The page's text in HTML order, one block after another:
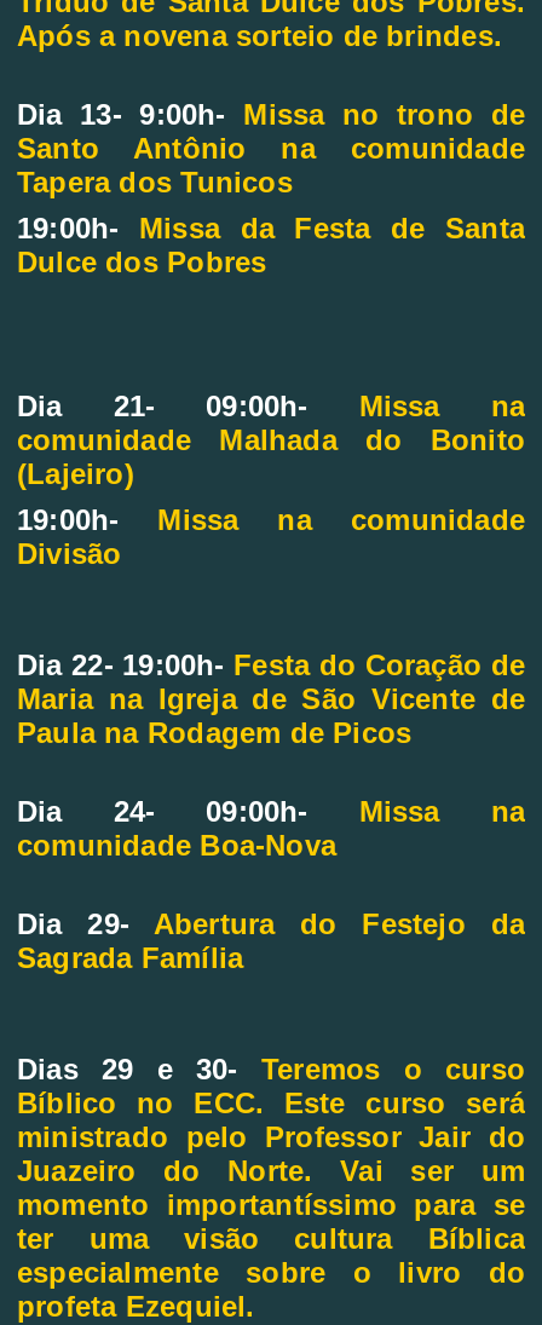
Após a novena sorteio de brindes.
Dia 13- 9:00h- Missa no trono de
Santo Antônio na comunidade
Tapera dos Tunicos
19:00h- Missa da Festa de Santa
Dulce dos Pobres
Dia 21- 09:00h- Missa na
comunidade Malhada do Bonito
(Lajeiro)
19:00h- Missa na comunidade
Divisão
Dia 22- 19:00h- Festa do Coração de
Maria na Igreja de São Vicente de
Paula na Rodagem de Picos
Dia 24- 09:00h- Missa na
comunidade Boa-Nova
Dia 29- Abertura do Festejo da
Sagrada Família
Dias 29 e 30-
Teremos o curso
Bíblico no ECC. Este curso será
ministrado pelo Professor Jair do
Juazeiro do Norte. Vai ser um
momento importantíssimo para se
ter uma visão cultura Bíblica
especialmente sobre o livro do
profeta Ezequiel.